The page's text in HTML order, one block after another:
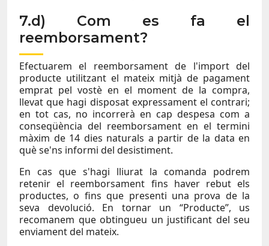
7.d) Com es fa el
reemborsament?
Efectuarem el reemborsament de l'import del
producte utilitzant el mateix mitjà de pagament
emprat pel vostè en el moment de la compra,
llevat que hagi disposat expressament el contrari;
en tot cas, no incorrerà en cap despesa com a
conseqüència del reemborsament en el termini
màxim de 14 dies naturals a partir de la data en
què se'ns informi del desistiment.
En cas que s'hagi lliurat la comanda podrem
retenir el reemborsament fins haver rebut els
productes, o fins que presenti una prova de la
seva devolució. En tornar un “Producte”, us
recomanem que obtingueu un justificant del seu
enviament del mateix.